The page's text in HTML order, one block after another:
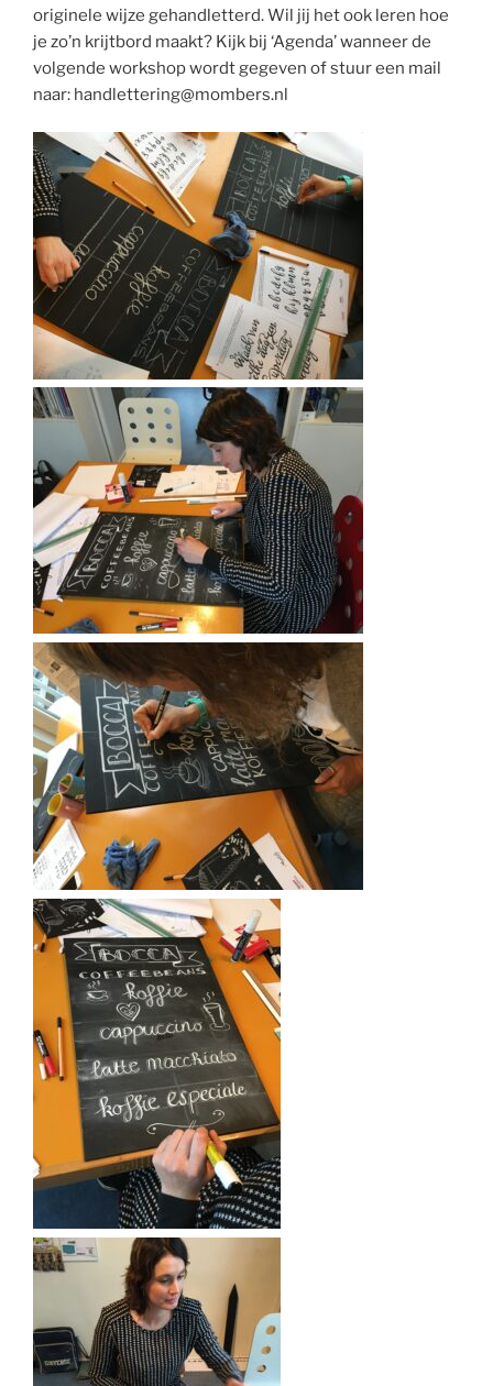
originele wijze gehandletterd. Wil jij het ook leren hoe
je zo’n krijtbord maakt? Kijk bij ‘Agenda’ wanneer de
volgende workshop wordt gegeven of stuur een mail
naar: handlettering@mombers.nl